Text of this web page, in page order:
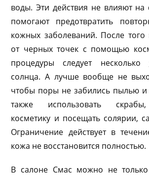
воды. Эти действия не влияют на
помогают предотвратить
кожных заболеваний. После того
от черных точек с помощью
процедуры следует несколько
солнца. А лучше вообще не
чтобы поры не забились пылью и
также использовать
косметику и посещать солярии,
Ограничение действует в
кожа не восстановится полностью.
В салоне Смас можно не только